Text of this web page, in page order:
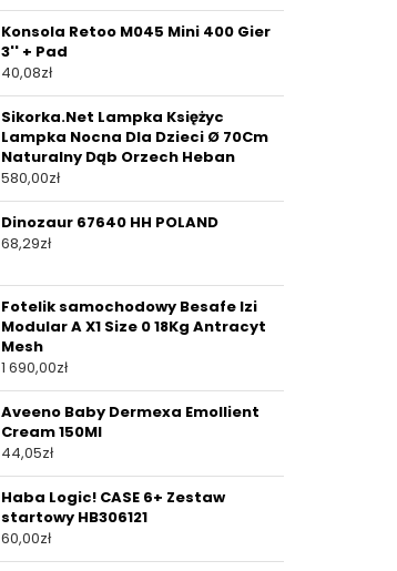
Konsola Retoo M045 Mini 400 Gier
3'' + Pad
40,08zł
Sikorka.Net Lampka Księżyc
Lampka Nocna Dla Dzieci Ø 70Cm
Naturalny Dąb Orzech Heban
580,00zł
Dinozaur 67640 HH POLAND
68,29zł
Fotelik samochodowy Besafe Izi
Modular A X1 Size 0 18Kg Antracyt
Mesh
1 690,00zł
Aveeno Baby Dermexa Emollient
Cream 150Ml
44,05zł
Haba Logic! CASE 6+ Zestaw
startowy HB306121
60,00zł